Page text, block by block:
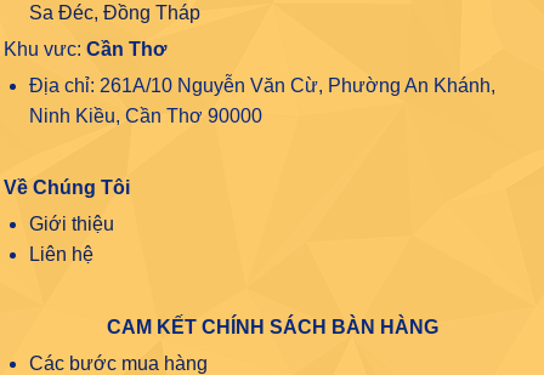
Sa Đéc, Đồng Tháp
Khu vưc: Cần Thơ
Địa chỉ: 261A/10 Nguyễn Văn Cừ, Phường An Khánh,
Ninh Kiều, Cần Thơ 90000
Về Chúng Tôi
Giới thiệu
Liên hệ
CAM KẾT CHÍNH SÁCH BÀN HÀNG
Các bước mua hàng